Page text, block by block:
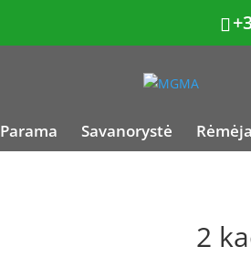
Parama Savanorystė
2